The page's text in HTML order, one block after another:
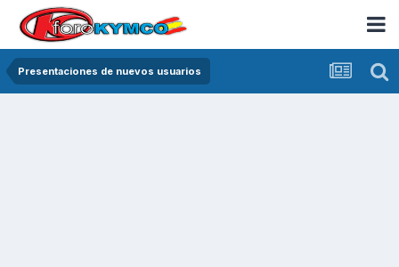
Presentaciones de nuevos usuarios